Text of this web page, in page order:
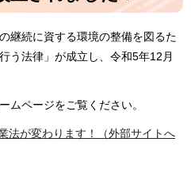
継続に資する環境の整備を図るた
う法律」が成立し、令和5年12月
ムページをご覧ください。
法が変わります！（外部サイトへ